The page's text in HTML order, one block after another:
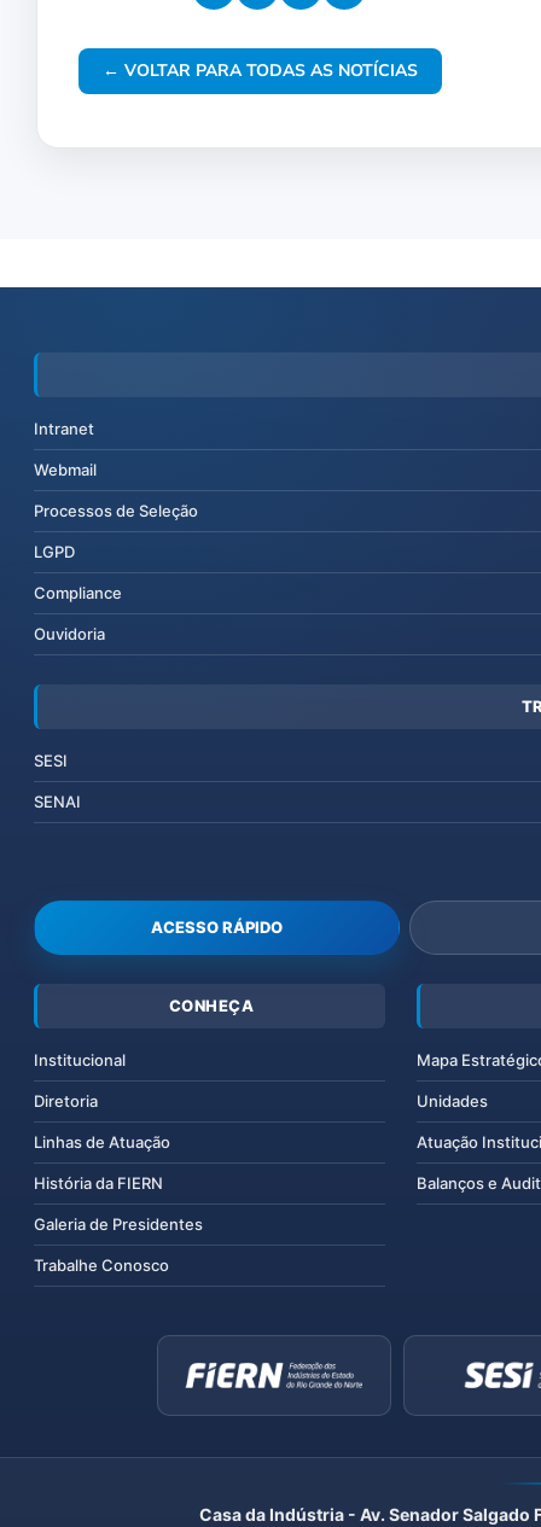
← VOLTAR PARA TODAS AS NOTÍCIAS
Intranet
Webmail
Processos de Seleção
LGPD
Compliance
Ouvidoria
SESI
SENAI
ACESSO RÁPIDO
CONHEÇA
Institucional
Diretoria
Linhas de Atuação
História da FIERN
Galeria de Presidentes
Trabalhe Conosco
Mapa
Unidades
Atuação
Balanços e
Casa da Indústria - Av. Senador